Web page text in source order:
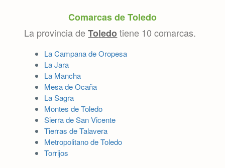
Comarcas de Toledo
La provincia deToledotiene 10 comarcas.
La Campana de Oropesa
La Jara
La Mancha
Mesa de Ocaña
La Sagra
Montes de Toledo
Sierra de San Vicente
Tierras de Talavera
Metropolitano de Toledo
Torrijos